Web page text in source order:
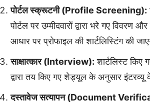
पोर्टल स्क्रूटनी (Profile Screening):
पोर्टल पर उम्मीदवारों द्वारा भरे गए
आधार पर प्रोफाइल की शार्टलिस्टिंग की
साक्षात्कार (Interview): शार्टलिस्ट किए
द्वारा तय किए गए शेड्यूल के अनुसार इंटरव्यू
दस्तावेज सत्यापन (Document